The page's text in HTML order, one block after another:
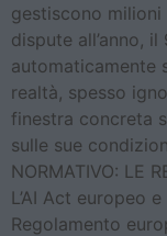
gestiscono
dispute all’anno,
automaticamente
realtà, spesso
finestra concreta
sulle sue
NORMATIVO: LE
L’AI Act europeo
Regolamento